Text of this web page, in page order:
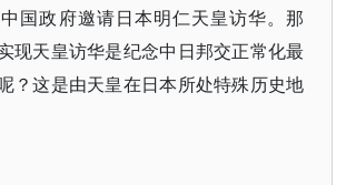
国政府邀请日本明仁天皇访华。那
现天皇访华是纪念中日邦交正常化最
？这是由天皇在日本所处特殊历史地